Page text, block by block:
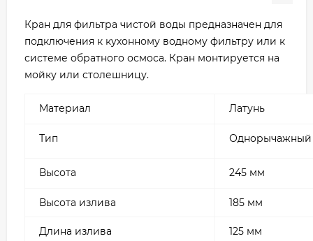
Кран для фильтра чистой воды предназначен для
подключения к кухонному водному фильтру или к
системе обратного осмоса. Кран монтируется на
мойку или столешницу.
Материал Латунь
Тип Однорычажный
Высота 245 мм
Высота излива 185 мм
Длина излива 125 мм